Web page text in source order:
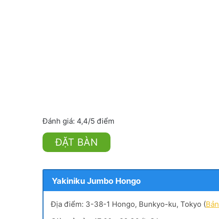
Đánh giá: 4,4/5 điểm
ĐẶT BÀN
Yakiniku Jumbo Hongo
Địa điểm: 3-38-1 Hongo, Bunkyo-ku, Tokyo (